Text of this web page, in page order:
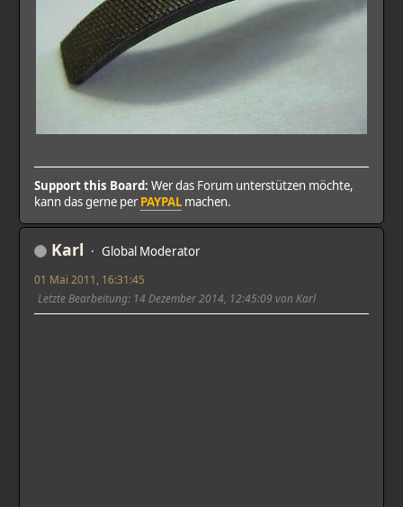
Support this Board: Wer das Forum unterstützen möchte,
kann das gerne perPAYPAL machen.
Karl Global Moderator
01 Mai 2011, 16:31:45
Letzte Bearbeitung: 14 Dezember 2014, 12:45:09 von Karl